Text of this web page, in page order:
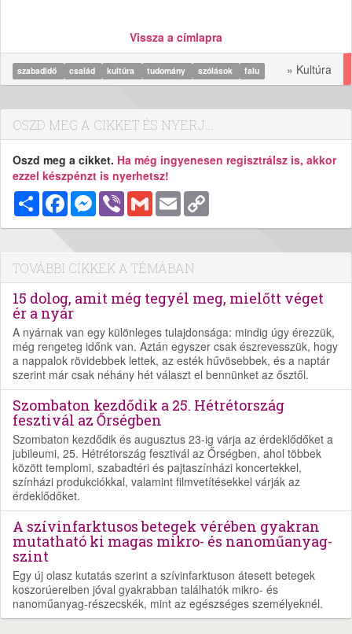
Vissza a címlapra
szabadidő család kultúra tudomány szólások falu » Kultúra
OSZD MEG A CIKKET ÉS NYERJ...
Oszd meg a cikket. Ha még ingyenesen regisztrálsz is, akkor
ezzel készpénzt is nyerhetsz!
MegosztásFacebookMessenger
Viber Gmail Email
TOVÁBBI CIKKEK A TÉMÁBAN
15 dolog, amit még tegyél meg, mielőtt véget
ér a nyár
A nyárnak van egy különleges tulajdonsága: mindig úgy érezzük,
még rengeteg időnk van. Aztán egyszer csak észrevesszük, hogy
a nappalok rövidebbek lettek, az esték hűvösebbek, és a naptár
szerint már csak néhány hét választ el bennünket az ősztől.
Szombaton kezdődik a 25. Hétrétország
fesztivál az Őrségben
Szombaton kezdődik és augusztus 23-ig várja az érdeklődőket a
jubileumi, 25. Hétrétország fesztivál az Őrségben, ahol többek
között templomi, szabadtéri és pajtaszínházi koncertekkel,
színházi produkciókkal, valamint filmvetítésekkel várják az
érdeklődőket.
A szívinfarktusos betegek vérében gyakran
mutatható ki magas mikro- és nanoműanyag-
szint
Egy új olasz kutatás szerint a szívinfarktuson átesett betegek
koszorúereiben jóval gyakrabban találhatók mikro- és
nanoműanyag-részecskék, mint az egészséges személyeknél.